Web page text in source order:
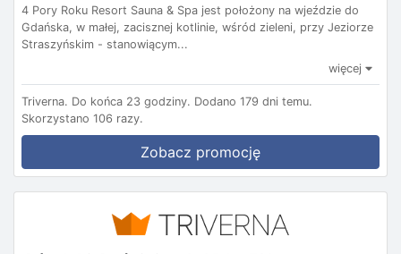
4 Pory Roku Resort Sauna & Spa jest położony na wjeździe do
Gdańska, w małej, zacisznej kotlinie, wśród zieleni, przy Jeziorze
Straszyńskim - stanowiącym...
więcej
Triverna. Do końca 23 godziny. Dodano 179 dni temu.
Skorzystano 106 razy.
Zobacz promocję